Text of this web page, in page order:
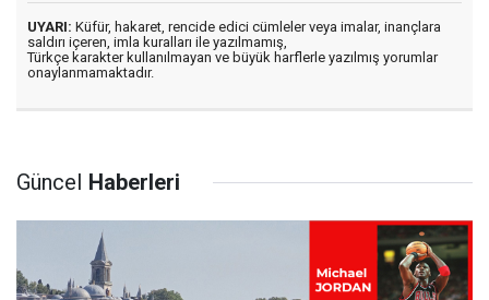
UYARI: Küfür, hakaret, rencide edici cümleler veya imalar, inançlara
saldırı içeren, imla kuralları ile yazılmamış,
Türkçe karakter kullanılmayan ve büyük harflerle yazılmış yorumlar
onaylanmamaktadır.
Güncel Haberleri